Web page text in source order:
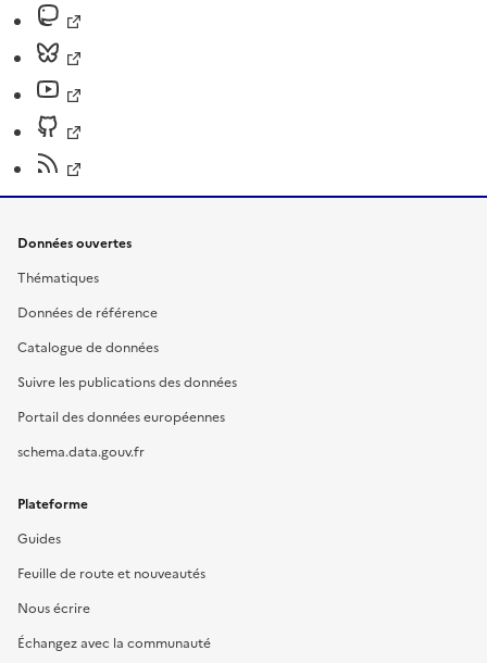
Données ouvertes
Thématiques
Données de référence
Catalogue de données
Suivre les publications des données
Portail des données européennes
schema.data.gouv.fr
Plateforme
Guides
Feuille de route et nouveautés
Nous écrire
Échangez avec la communauté